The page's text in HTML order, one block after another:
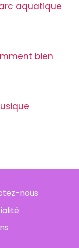
aquatique
bien
nous